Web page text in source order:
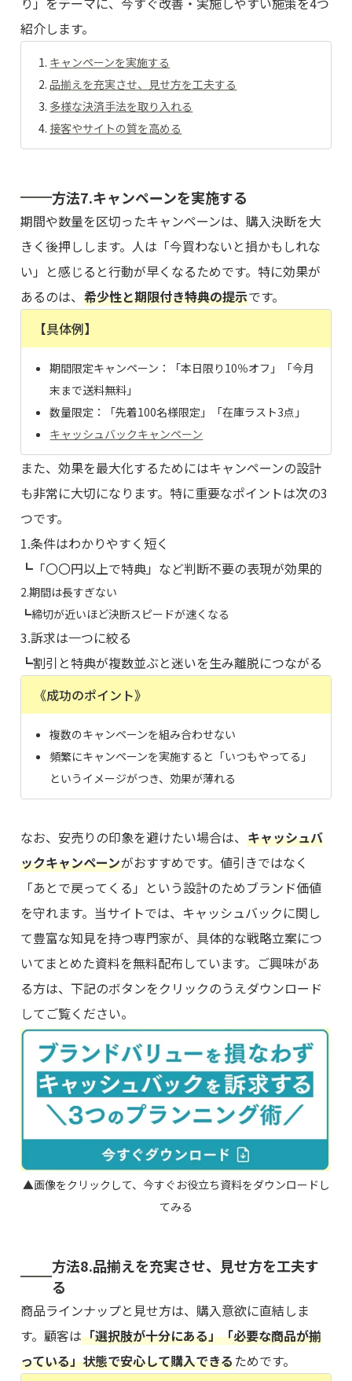
紹介します。
キャンペーンを実施する
品揃えを充実させ、見せ方を工夫する
多様な決済手法を取り入れる
接客やサイトの質を高める
方法7.キャンペーンを実施する
期間や数量を区切ったキャンペーンは、購入決断を大
きく後押しします。人は「今買わないと損かもしれな
い」と感じると行動が早くなるためです。特に効果が
あるのは、希少性と期限付き特典の提示です。
【具体例】
期間限定キャンペーン：「本日限り10％オフ」「今月
末まで送料無料」
数量限定：「先着100名様限定」「在庫ラスト3点」
キャッシュバックキャンペーン
また、効果を最大化するためにはキャンペーンの設計
も非常に大切になります。特に重要なポイントは次の3
つです。
1.条件はわかりやすく短く
┗「〇〇円以上で特典」など判断不要の表現が効果的
2.期間は長すぎない
┗締切が近いほど決断スピードが速くなる
3.訴求は一つに絞る
┗割引と特典が複数並ぶと迷いを生み離脱につながる
《成功のポイント》
複数のキャンペーンを組み合わせない
頻繁にキャンペーンを実施すると「いつもやってる」
というイメージがつき、効果が薄れる
なお、安売りの印象を避けたい場合は、キャッシュバ
ックキャンペーンがおすすめです。値引きではなく
「あとで戻ってくる」という設計のためブランド価値
を守れます。当サイトでは、キャッシュバックに関し
て豊富な知見を持つ専門家が、具体的な戦略立案につ
いてまとめた資料を無料配布しています。ご興味があ
る方は、下記のボタンをクリックのうえダウンロード
してご覧ください。
▲画像をクリックして、今すぐお役立ち資料をダウンロードし
てみる
方法8.品揃えを充実させ、見せ方を工夫す
る
商品ラインナップと見せ方は、購入意欲に直結しま
す。顧客は「選択肢が十分にある」「必要な商品が揃
っている」状態で安心して購入できるためです。